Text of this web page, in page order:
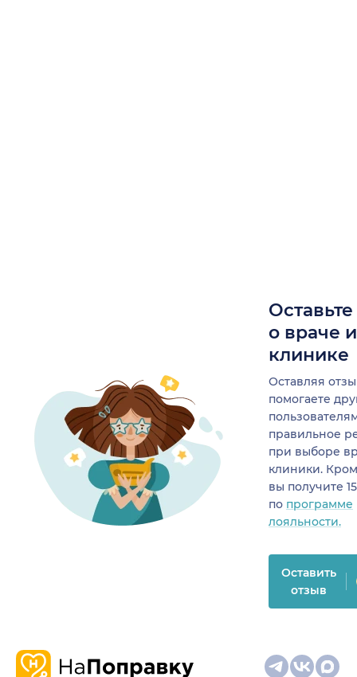
о враче
клинике
Оставляя
помогаете
правильное
при выборе
клиники.
вы получите
по программе
лояльности.
Оставить
отзыв